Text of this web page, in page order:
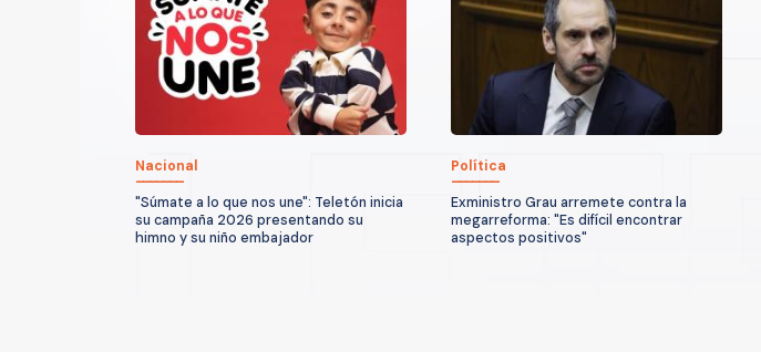
Nacional
"Súmate a lo que nos une": Teletón inicia
su campaña 2026 presentando su
himno y su niño embajador
Política
Exministro Grau arremete contra la
megarreforma: "Es difícil encontrar
aspectos positivos"